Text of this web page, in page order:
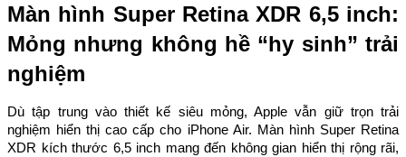
Màn hình Super Retina XDR 6,5 inch:
Mỏng nhưng không hề “hy sinh” trải
nghiệm
Dù tập trung vào thiết kế siêu mỏng, Apple vẫn giữ trọn trải
nghiệm hiển thị cao cấp cho iPhone Air. Màn hình Super Retina
XDR kích thước 6,5 inch mang đến không gian hiển thị rộng rãi,